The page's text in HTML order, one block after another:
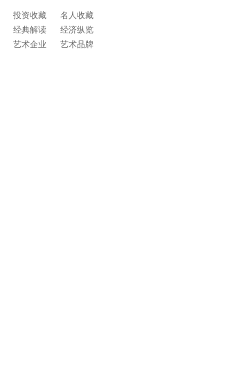
投资收藏
经典解读
艺术企业
名人收藏
经济纵览
艺术品牌